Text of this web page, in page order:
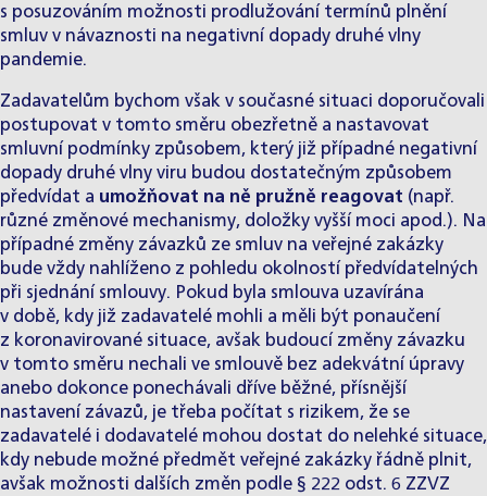
s posuzováním možnosti prodlužování termínů plnění
smluv v návaznosti na negativní dopady druhé vlny
pandemie.
Zadavatelům bychom však v současné situaci doporučovali
postupovat v tomto směru obezřetně a nastavovat
smluvní podmínky způsobem, který již případné negativní
dopady druhé vlny viru budou dostatečným způsobem
předvídat a umožňovat na ně pružně reagovat (např.
různé změnové mechanismy, doložky vyšší moci apod.). Na
případné změny závazků ze smluv na veřejné zakázky
bude vždy nahlíženo z pohledu okolností předvídatelných
při sjednání smlouvy. Pokud byla smlouva uzavírána
v době, kdy již zadavatelé mohli a měli být ponaučení
z koronavirované situace, avšak budoucí změny závazku
v tomto směru nechali ve smlouvě bez adekvátní úpravy
anebo dokonce ponechávali dříve běžné, přísnější
nastavení závazů, je třeba počítat s rizikem, že se
zadavatelé i dodavatelé mohou dostat do nelehké situace,
kdy nebude možné předmět veřejné zakázky řádně plnit,
avšak možnosti dalších změn podle § 222 odst. 6 ZZVZ